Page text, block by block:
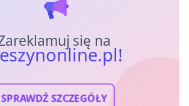
się na
SPRAWDŹ SZCZEGÓŁY